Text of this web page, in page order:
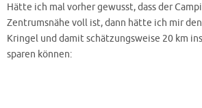
Hätte ich mal vorher gewusst, dass der
Zentrumsnähe voll ist, dann hätte ich mir
Kringel und damit schätzungsweise 20 km
sparen können: